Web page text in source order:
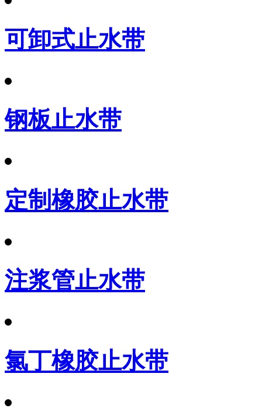
可卸式止水带
钢板止水带
定制橡胶止水带
注浆管止水带
氯丁橡胶止水带